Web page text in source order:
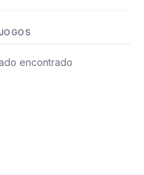
encontrado